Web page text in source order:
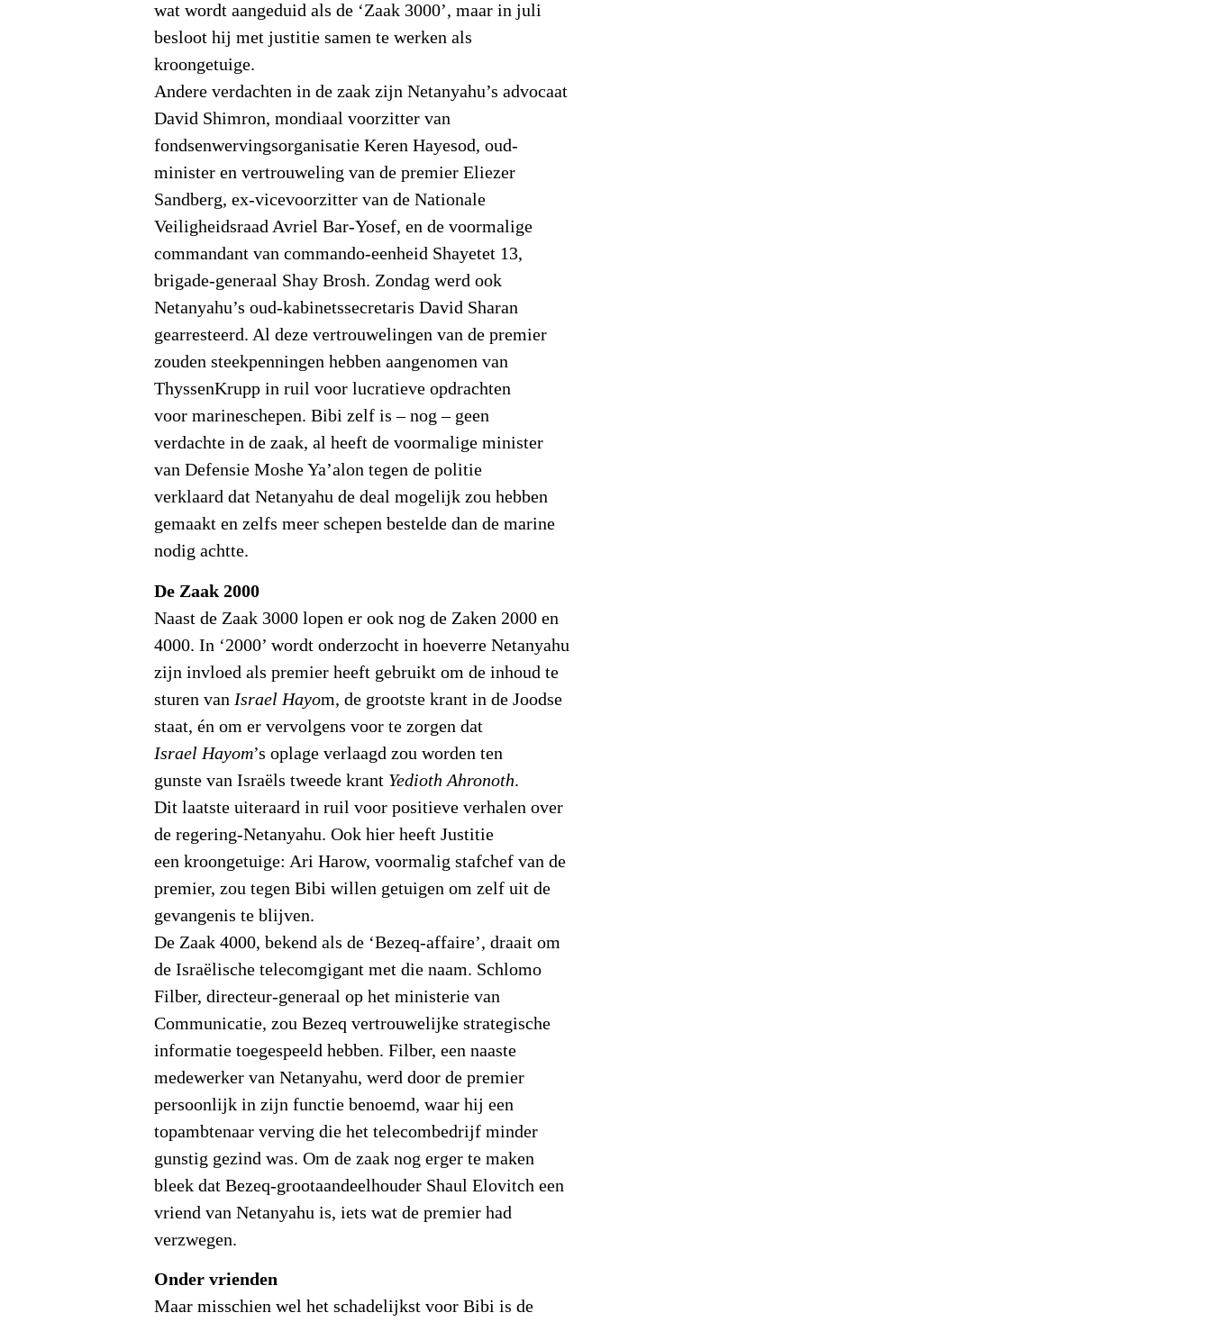
wat wordt aangeduid als de ‘Zaak 3000’, maar in juli
besloot hij met justitie samen te werken als
kroongetuige.
Andere verdachten in de zaak zijn Netanyahu’s advocaat
David Shimron, mondiaal voorzitter van
fondsenwervingsorganisatie Keren Hayesod, oud-
minister en vertrouweling van de premier Eliezer
Sandberg, ex-vicevoorzitter van de Nationale
Veiligheidsraad Avriel Bar-Yosef, en de voormalige
commandant van commando-eenheid Shayetet 13,
brigade-generaal Shay Brosh. Zondag werd ook
Netanyahu’s oud-kabinetssecretaris David Sharan
gearresteerd. Al deze vertrouwelingen van de premier
zouden steekpenningen hebben aangenomen van
ThyssenKrupp in ruil voor lucratieve opdrachten
voor marineschepen. Bibi zelf is – nog – geen
verdachte in de zaak, al heeft de voormalige minister
van Defensie Moshe Ya’alon tegen de politie
verklaard dat Netanyahu de deal mogelijk zou hebben
gemaakt en zelfs meer schepen bestelde dan de marine
nodig achtte.
De Zaak 2000
Naast de Zaak 3000 lopen er ook nog de Zaken 2000 en
4000. In ‘2000’ wordt onderzocht in hoeverre Netanyahu
zijn invloed als premier heeft gebruikt om de inhoud te
sturen vanIsrael Hayom, de grootste krant in de Joodse
staat, én om er vervolgens voor te zorgen dat
Israel Hayom’s oplage verlaagd zou worden ten
gunste van Israëls tweede krant Yedioth Ahronoth.
Dit laatste uiteraard in ruil voor positieve verhalen over
de regering-Netanyahu. Ook hier heeft Justitie
een kroongetuige: Ari Harow, voormalig stafchef van de
premier, zou tegen Bibi willen getuigen om zelf uit de
gevangenis te blijven.
De Zaak 4000, bekend als de ‘Bezeq-affaire’, draait om
de Israëlische telecomgigant met die naam. Schlomo
Filber, directeur-generaal op het ministerie van
Communicatie, zou Bezeq vertrouwelijke strategische
informatie toegespeeld hebben. Filber, een naaste
medewerker van Netanyahu, werd door de premier
persoonlijk in zijn functie benoemd, waar hij een
topambtenaar verving die het telecombedrijf minder
gunstig gezind was. Om de zaak nog erger te maken
bleek dat Bezeq-grootaandeelhouder Shaul Elovitch een
vriend van Netanyahu is, iets wat de premier had
verzwegen.
Onder vrienden
Maar misschien wel het schadelijkst voor Bibi is de